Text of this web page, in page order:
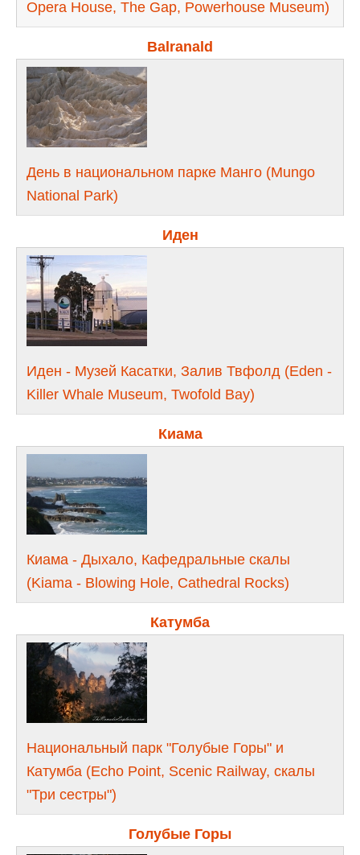
Opera House, The Gap, Pоwerhouse Museum)
Balranald
День в национальном парке Манго (Mungo
National Park)
Иден
Иден - Музей Касатки, Залив Твфолд (Eden -
Killer Whale Museum, Twofold Bay)
Киама
Киама - Дыхало, Кафедральные скалы
(Kiama - Blowing Hole, Cathedral Rocks)
Катумба
Национальный парк "Голубые Горы" и
Катумба (Echo Point, Scenic Railway, скалы
"Три сестры")
Голубые Горы